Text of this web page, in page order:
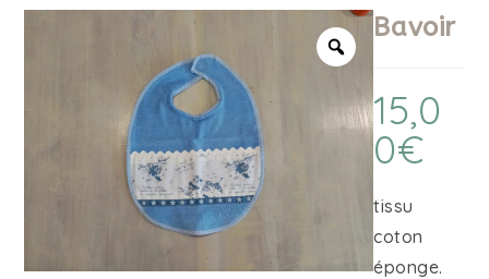
Bavoir
15,0
0€
tissu
coton
éponge.